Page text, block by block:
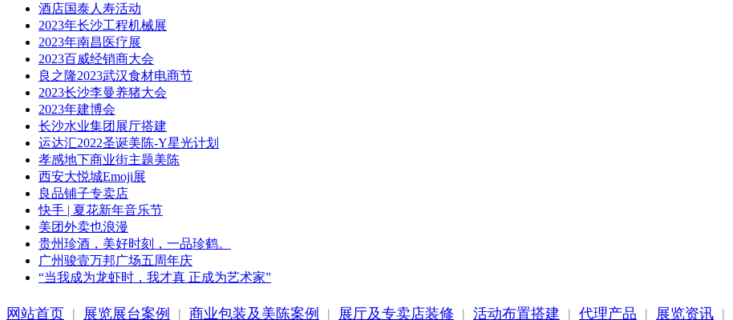
酒店国泰人寿活动
2023年长沙工程机械展
2023年南昌医疗展
2023百威经销商大会
良之隆2023武汉食材电商节
2023长沙李曼养猪大会
2023年建博会
长沙水业集团展厅搭建
运达汇2022圣诞美陈-Y星光计划
孝感地下商业街主题美陈
西安大悦城Emoji展
良品铺子专卖店
快手 | 夏花新年音乐节
美团外卖也浪漫
贵州珍酒，美好时刻，一品珍鹤。
广州骏壹万邦广场五周年庆
“当我成为龙虾时，我才真 正成为艺术家”
网站首页 | 展览展台案例 | 商业包装及美陈案例 | 展厅及专卖店装修 | 活动布置搭建 | 代理产品 | 展览资讯 |